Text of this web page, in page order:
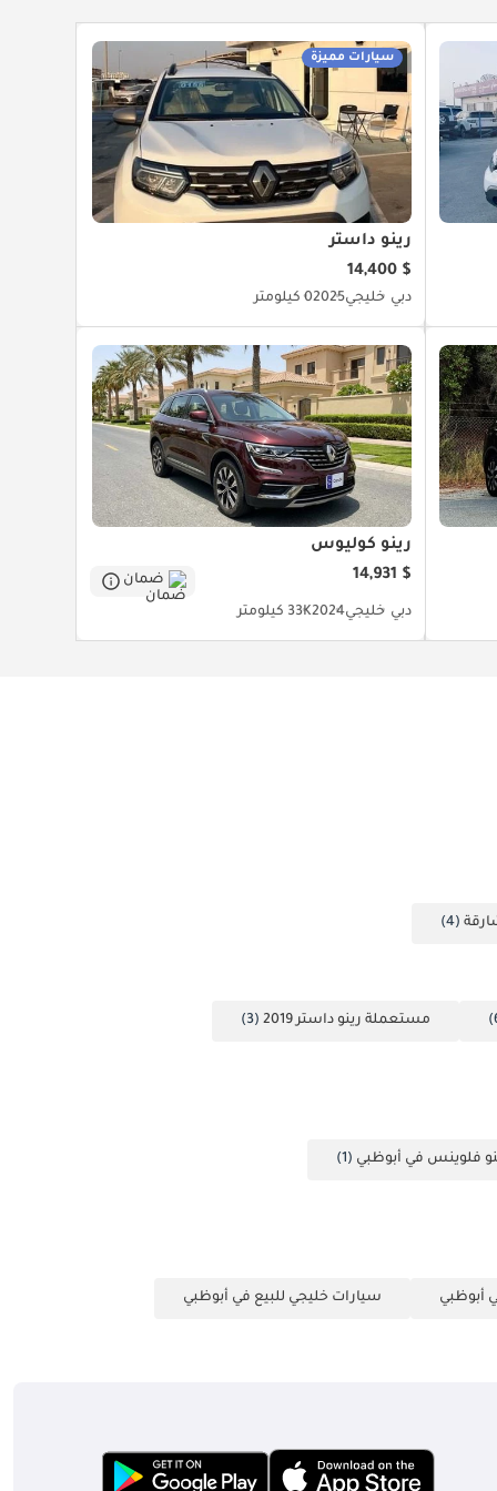
سيارات مميزة
رينو داستر
$ 14,400
دبي خليجي20250 كيلومتر
رينو كوليوس
$ 14,931
ضمان
دبي خليجي202433K كيلومتر
(4)
مستعملة رينو داستر 2019 (3)
فلوينس في أبوظبي (1)
أبوظبي سيارات خليجي للبيع في أبوظبي